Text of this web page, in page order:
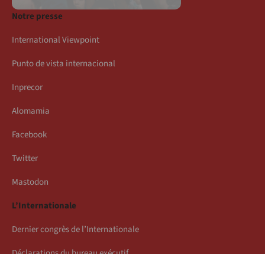
Notre presse
International Viewpoint
Punto de vista internacional
Inprecor
Alomamia
Facebook
Twitter
Mastodon
L’Internationale
Dernier congrès de l’Internationale